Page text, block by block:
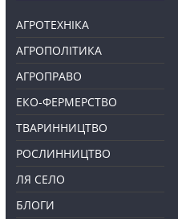
АГРОТЕХНІКА
АГРОПОЛІТИКА
АГРОПРАВО
ЕКО-ФЕРМЕРСТВО
ТВАРИННИЦТВО
РОСЛИННИЦТВО
ЛЯ СЕЛО
БЛОГИ